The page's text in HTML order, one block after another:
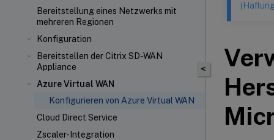
Bereitstellung eines Netzwerks mit
mehreren Regionen
Konfiguration
Bereitstellen der Citrix SD-WAN
Appliance
Azure Virtual WAN
Konfigurieren von Azure Virtual WAN
Cloud Direct Service
Zscaler-Integration
<